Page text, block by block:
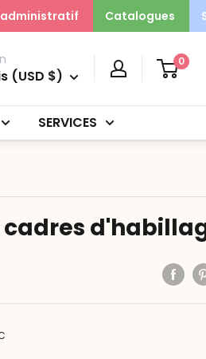
Catalogues
(USD $)
0
SERVICES
cadres